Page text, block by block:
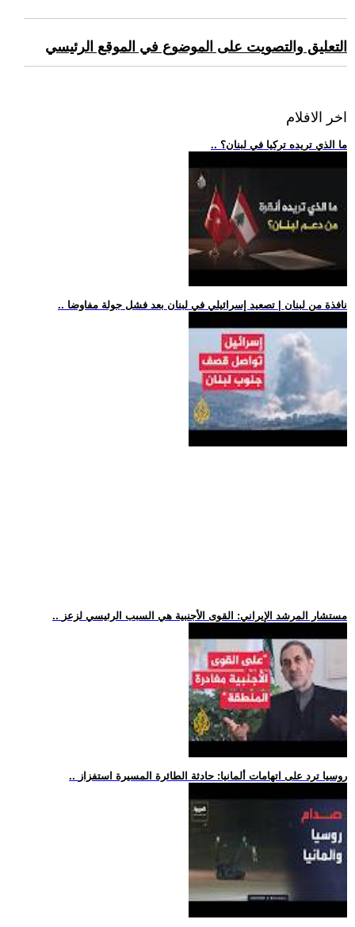
التعليق والتصويت على الموضوع في الموقع الرئيسي
اخر الافلام
.. ما الذي تريده تركيا في لبنان؟
.. نافذة من لبنان | تصعيد إسرائيلي في لبنان بعد فشل جولة مفاوضا
.. مستشار المرشد الإيراني: القوى الأجنبية هي السبب الرئيسي لزعز
.. روسيا ترد على اتهامات ألمانيا: حادثة الطائرة المسيرة استفزاز